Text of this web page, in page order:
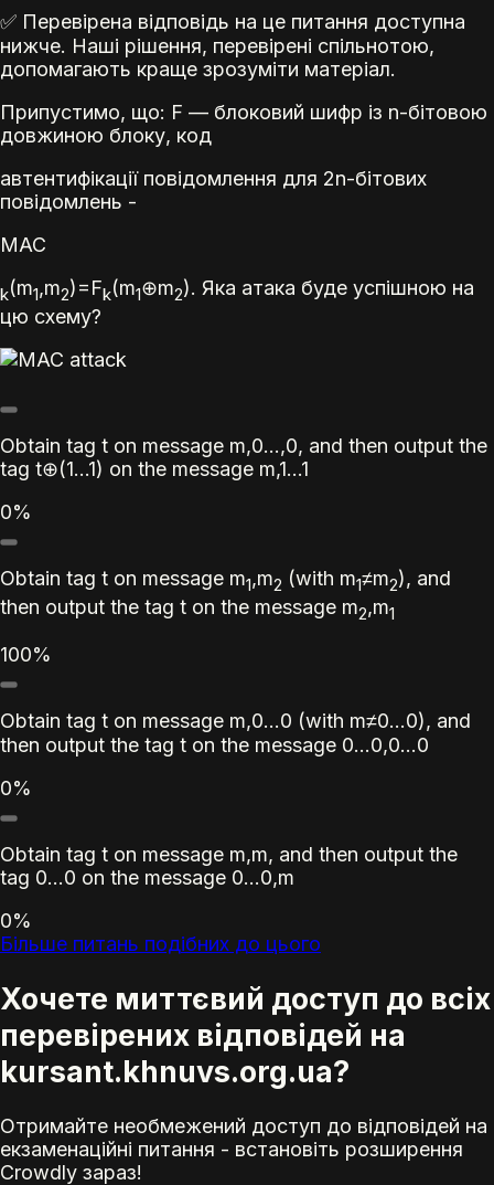
✅ Перевірена відповідь на це питання доступна
нижче. Наші рішення, перевірені спільнотою,
допомагають краще зрозуміти матеріал.
Припустимо, що: F — блоковий шифр із n-бітовою
довжиною блоку, код
автентифікації повідомлення для 2n-бітових
повідомлень -
MAC
k(m1,m2)=Fk(m1⊕m2). Яка атака буде успішною на
цю схему?
Obtain tag t on message m,0…,0, and then output the
tag t⊕(1…1) on the message m,1…1
0%
Obtain tag t on message m1,m2 (with m1≠m2), and
then output the tag t on the message m2,m1
100%
Obtain tag t on message m,0…0 (with m≠0…0), and
then output the tag t on the message 0…0,0…0
0%
Obtain tag t on message m,m, and then output the
tag 0…0 on the message 0…0,m
0%
Більше питань подібних до цього
Хочете миттєвий доступ до всіх
перевірених відповідей на
kursant.khnuvs.org.ua?
Отримайте необмежений доступ до відповідей на
екзаменаційні питання - встановіть розширення
Crowdly зараз!